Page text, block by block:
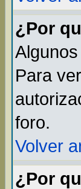
¿Por
Para
foro.
Volver
¿Por